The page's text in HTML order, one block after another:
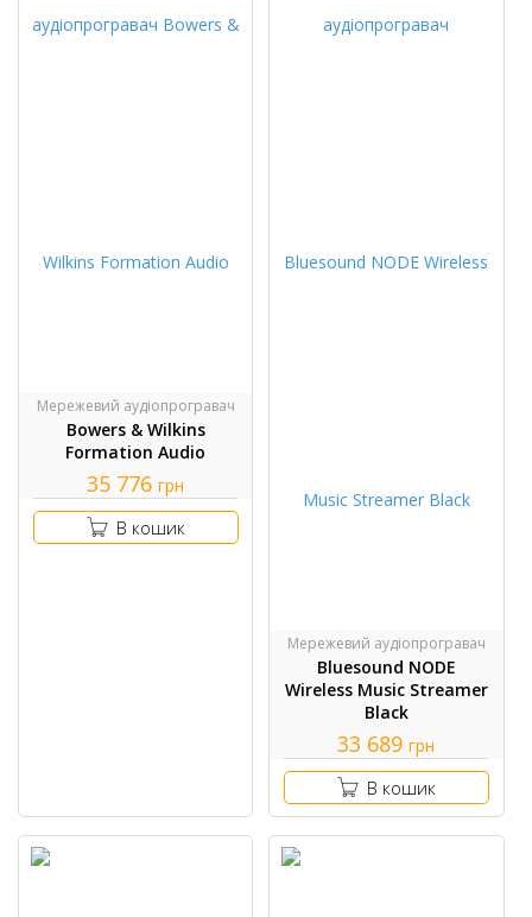
Мережевий аудіопрогравач
Bowers & Wilkins
Formation Audio
35 776 грн
В кошик
Мережевий аудіопрогравач
Bluesound NODE
Wireless Music Streamer
Black
33 689 грн
В кошик